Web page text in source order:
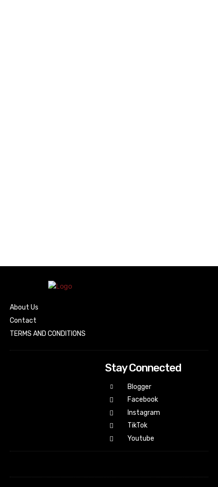
About Us
Contact
TERMS AND CONDITIONS
Stay Connected
Blogger
Facebook
Instagram
TikTok
Youtube